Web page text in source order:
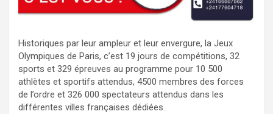
Historiques par leur ampleur et leur envergure, la Jeux
Olympiques de Paris, c’est 19 jours de compétitions, 32
sports et 329 épreuves au programme pour 10 500
athlètes et sportifs attendus, 4500 membres des forces
de l’ordre et 326 000 spectateurs attendus dans les
différentes villes françaises dédiées.